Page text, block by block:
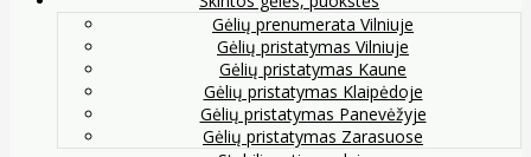
Gėlių prenumerata Vilniuje
Gėlių pristatymas Vilniuje
Gėlių pristatymas Kaune
Gėlių pristatymas Klaipėdoje
Gėlių pristatymas Panevėžyje
Gėlių pristatymas Zarasuose